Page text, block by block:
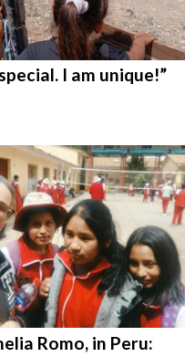
I am unique!”
Romo, in Peru: